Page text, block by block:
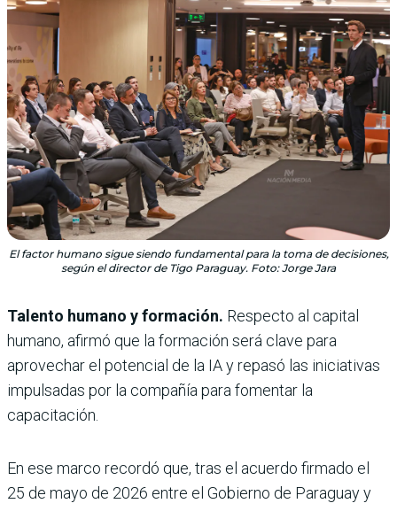
El factor humano sigue siendo fundamental para la toma de decisiones,
según el director de Tigo Paraguay. Foto: Jorge Jara
Talento humano y formación. Respecto al capital
humano, afirmó que la formación será clave para
aprovechar el potencial de la IA y repasó las iniciativas
impulsadas por la compañía para fomentar la
capacitación.
En ese marco recordó que, tras el acuerdo firmado el
25 de mayo de 2026 entre el Gobierno de Paraguay y